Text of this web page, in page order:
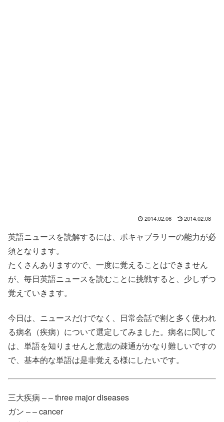
2014.02.06 2014.02.08
英語ニュースを読解するには、ボキャブラリーの能力が必
須となります。
たくさんありますので、一度に覚えることはできません
が、毎日英語ニュースを読むことに挑戦すると、少しずつ
覚えていきます。
今日は、ニュースだけでなく、日常会話で割と多く使われ
る病名（疾病）について選定してみました。病名に関して
は、単語を知りませんと意志の疎通がかなり難しいですの
で、基本的な単語は是非覚える様にしたいです。
三大疾病 – – three major diseases
ガン – – cancer